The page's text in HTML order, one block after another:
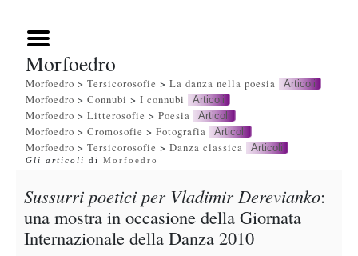
Morfoedro
Morfoedro > Tersicorosofie > La danza nella poesia Articoli
Morfoedro > Connubi > I connubi Articoli
Morfoedro > Litterosofie > Poesia Articoli
Morfoedro > Cromosofie > Fotografia Articoli
Morfoedro > Tersicorosofie > Danza classica Articoli
Gli articoli di Morfoedro
Sussurri poetici per Vladimir Derevianko:
una mostra in occasione della Giornata
Internazionale della Danza 2010